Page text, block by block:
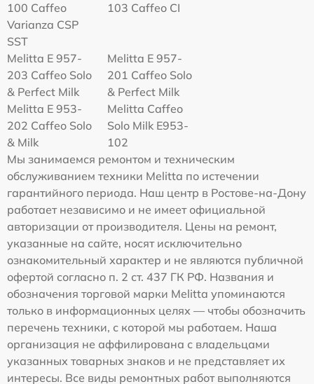
100 Caffeo
Varianza CSP
SST
103 Caffeo CI
Melitta E 957-
203 Caffeo Solo
& Perfect Milk
Melitta E 957-
201 Caffeo Solo
& Perfect Milk
Melitta Е 953-
202 Caffeo Solo
& Milk
Melitta Caffeo
Solo Milk E953-
102
Мы занимаемся ремонтом и техническим
обслуживанием техники Melitta по истечении
гарантийного периода. Наш центр в Ростове-на-Дону
работает независимо и не имеет официальной
авторизации от производителя. Цены на ремонт,
указанные на сайте, носят исключительно
ознакомительный характер и не являются публичной
офертой согласно п. 2 ст. 437 ГК РФ. Названия и
обозначения торговой марки Melitta упоминаются
только в информационных целях — чтобы обозначить
перечень техники, с которой мы работаем. Наша
организация не аффилирована с владельцами
указанных товарных знаков и не представляет их
интересы. Все виды ремонтных работ выполняются